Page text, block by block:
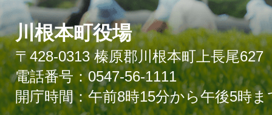
川根本町役場
〒428-0313 榛原郡川根本町上長尾627
電話番号：0547-56-1111
開庁時間：午前8時15分から午後5時ま